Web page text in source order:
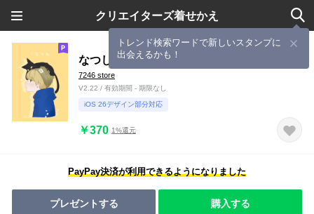
クリエイターズ着せかえ
トレンド検索ワードで新しいスタンプに
出会えるかも！
なつしろ少年の日常
7246 store
V2.22 / 有効期間 - 期限なし
iOS 26デザイン部分対応
￥370 1%還元
PayPay決済が利用できるようになりました
プレゼントする 購入する